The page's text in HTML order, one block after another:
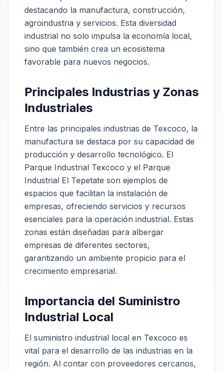
destacando la manufactura, construcción,
agroindustria y servicios. Esta diversidad
industrial no solo impulsa la economía local,
sino que también crea un ecosistema
favorable para nuevos negocios.
Principales Industrias y Zonas
Industriales
Entre las principales industrias de Texcoco, la
manufactura se destaca por su capacidad de
producción y desarrollo tecnológico. El
Parque Industrial Texcoco y el Parque
Industrial El Tepetate son ejemplos de
espacios que facilitan la instalación de
empresas, ofreciendo servicios y recursos
esenciales para la operación industrial. Estas
zonas están diseñadas para albergar
empresas de diferentes sectores,
garantizando un ambiente propicio para el
crecimiento empresarial.
Importancia del Suministro
Industrial Local
El suministro industrial local en Texcoco es
vital para el desarrollo de las industrias en la
región. Al contar con proveedores cercanos,